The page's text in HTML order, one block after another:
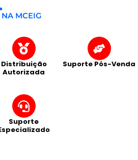
MCEIG
Distribuição
Autorizada
Suporte Pós-Venda
Suporte